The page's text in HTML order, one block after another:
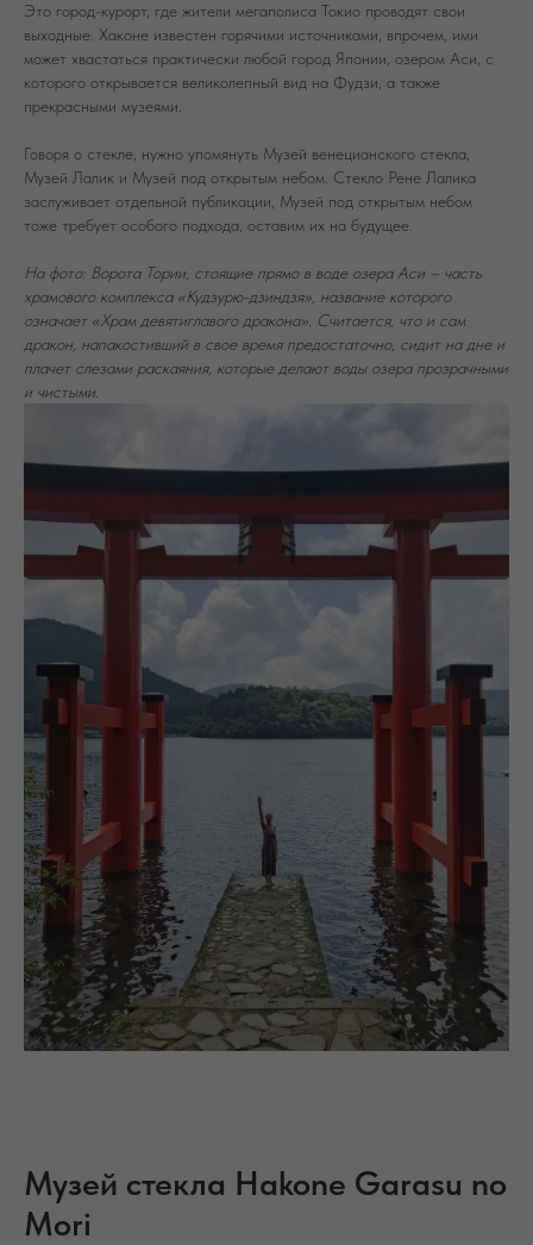
Это город-курорт, где жители мегаполиса Токио проводят свои
выходные. Хаконе известен горячими источниками, впрочем, ими
может хвастаться практически любой город Японии, озером Аси, с
которого открывается великолепный вид на Фудзи, а также
прекрасными музеями.
Говоря о стекле, нужно упомянуть Музей венецианского стекла,
Музей Лалик и Музей под открытым небом. Стекло Рене Лалика
заслуживает отдельной публикации, Музей под открытым небом
тоже требует особого подхода, оставим их на будущее.
На фото: Ворота Тории, стоящие прямо в воде озера Аси – часть
храмового комплекса «Кудзурю-дзиндзя», название которого
означает «Храм девятиглавого дракона». Считается, что и сам
дракон, напакостивший в свое время предостаточно, сидит на дне и
плачет слезами раскаяния, которые делают воды озера прозрачными
и чистыми.
Музей стекла Hakone Garasu no
Mori